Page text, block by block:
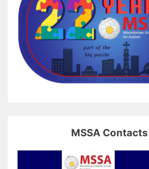
MSSA Contacts